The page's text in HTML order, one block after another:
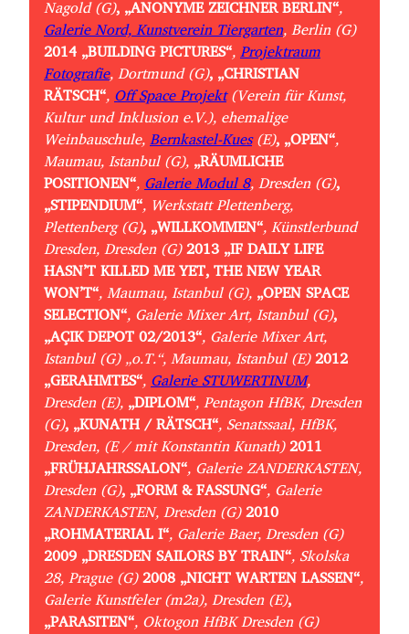
Nagold (G), „ANONYME ZEICHNER BERLIN“,
Galerie Nord, Kunstverein Tiergarten, Berlin (G)
2014 „BUILDING PICTURES“,Projektraum
Fotografie, Dortmund (G), „CHRISTIAN
RÄTSCH“, Off Space Projekt(Verein für Kunst,
Kultur und Inklusion e.V.), ehemalige
Weinbauschule,Bernkastel-Kues(E), „OPEN“,
Maumau, Istanbul (G), „RÄUMLICHE
POSITIONEN“, Galerie Modul 8, Dresden (G),
„STIPENDIUM“, Werkstatt Plettenberg,
Plettenberg (G), „WILLKOMMEN“, Künstlerbund
Dresden, Dresden (G)2013 „IF DAILY LIFE
HASN’T KILLED ME YET, THE NEW YEAR
WON’T“, Maumau, Istanbul (G), „OPEN SPACE
SELECTION“, Galerie Mixer Art, Istanbul (G),
„AÇIK DEPOT 02/2013“, Galerie Mixer Art,
Istanbul (G) „o.T.“, Maumau, Istanbul (E)2012
„GERAHMTES“, Galerie STUWERTINUM,
Dresden (E), „DIPLOM“, Pentagon HfBK, Dresden
(G), „KUNATH / RÄTSCH“, Senatssaal, HfBK,
Dresden, (E / mit Konstantin Kunath)2011
„FRÜHJAHRSSALON“, Galerie ZANDERKASTEN,
Dresden (G), „FORM & FASSUNG“, Galerie
ZANDERKASTEN, Dresden (G)2010
„ROHMATERIAL I“, Galerie Baer, Dresden (G)
2009 „DRESDEN SAILORS BY TRAIN“, Skolska
28, Prague (G)2008 „NICHT WARTEN LASSEN“,
Galerie Kunstfeler (m2a), Dresden (E),
„PARASITEN“, Oktogon HfBK Dresden (G)